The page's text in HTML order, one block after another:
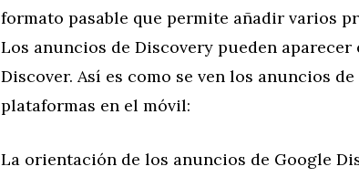
formato pasable que permite añadir varios
Los anuncios de Discovery pueden aparecer
Discover. Así es como se ven los anuncios
plataformas en el móvil:
La orientación de los anuncios de Google